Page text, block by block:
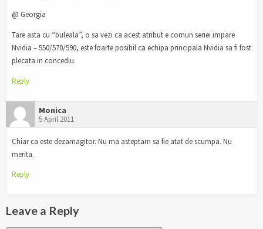
@ Georgia
Tare asta cu “buleala”, o sa vezi ca acest atribut e comun seriei impare
Nvidia – 550/570/590, este foarte posibil ca echipa principala Nvidia sa fi fost
plecata in concediu.
Reply
Monica
5 April 2011
Chiar ca este dezamagitor. Nu ma asteptam sa fie atat de scumpa. Nu
merita.
Reply
Leave a Reply